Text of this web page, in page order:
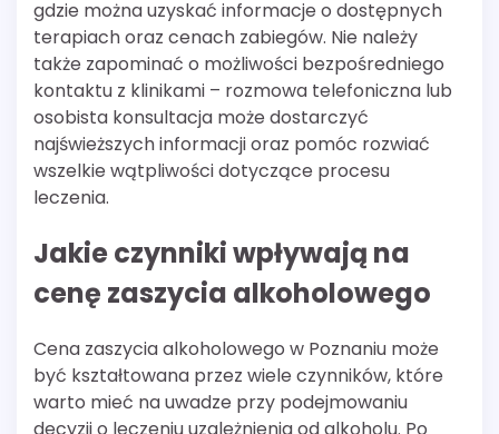
gdzie można uzyskać informacje o dostępnych
terapiach oraz cenach zabiegów. Nie należy
także zapominać o możliwości bezpośredniego
kontaktu z klinikami – rozmowa telefoniczna lub
osobista konsultacja może dostarczyć
najświeższych informacji oraz pomóc rozwiać
wszelkie wątpliwości dotyczące procesu
leczenia.
Jakie czynniki wpływają na
cenę zaszycia alkoholowego
Cena zaszycia alkoholowego w Poznaniu może
być kształtowana przez wiele czynników, które
warto mieć na uwadze przy podejmowaniu